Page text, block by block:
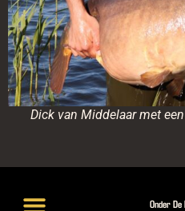
Dick van Middelaar met
Onder